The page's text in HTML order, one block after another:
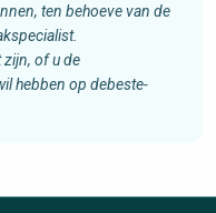
ten behoeve van de
of u de
hebben op debeste-